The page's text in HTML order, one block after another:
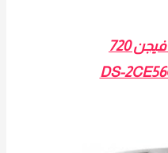
720
DS-